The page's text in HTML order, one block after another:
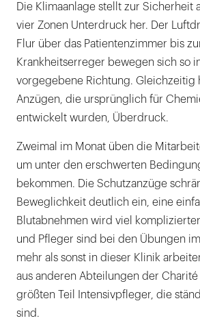
Die Klimaanlage stellt zur Sicherheit
vier Zonen Unterdruck her. Der
Flur über das Patientenzimmer bis
Krankheitserreger bewegen sich so
vorgegebene Richtung. Gleichzeitig
Anzügen, die ursprünglich für
entwickelt wurden, Überdruck.
Zweimal im Monat üben die
um unter den erschwerten
bekommen. Die Schutzanzüge
Beweglichkeit deutlich ein, eine
Blutabnehmen wird viel
und Pfleger sind bei den Übungen im
mehr als sonst in dieser Klinik
aus anderen Abteilungen der
größten Teil Intensivpfleger, die
sind.